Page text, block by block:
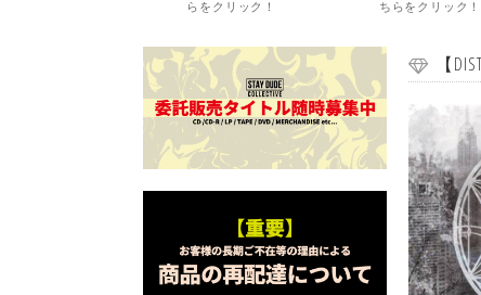
らをクリック！
ちらをクリック！
【